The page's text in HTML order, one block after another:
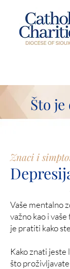
Što je
Znaci i
Vaše mentalno
važno kao i
je pratiti kako
Kako znati jeste
što